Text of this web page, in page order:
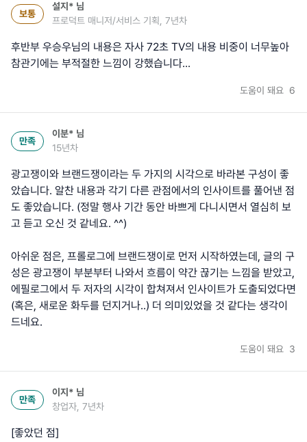
보통
설지* 님
프로덕트 매니저/서비스 기획, 7년차
후반부 우승우님의 내용은 자사 72초 TV의 내용 비중이 너무높아
참관기에는 부적절한 느낌이 강했습니다...
도움이 돼요 6
만족
이분* 님
15년차
광고쟁이와 브랜드쟁이라는 두 가지의 시각으로 바라본 구성이 좋
았습니다. 알찬 내용과 각기 다른 관점에서의 인사이트를 풀어낸 점
도 좋았습니다. (정말 행사 기간 동안 바쁘게 다니시면서 열심히 보
고 듣고 오신 것 같네요. ^^)
아쉬운 점은, 프롤로그에 브랜드쟁이로 먼저 시작하였는데, 글의 구
성은 광고쟁이 부분부터 나와서 흐름이 약간 끊기는 느낌을 받았고,
에필로그에서 두 저자의 시각이 합쳐져서 인사이트가 도출되었다면
(혹은, 새로운 화두를 던지거나..) 더 의미있었을 것 같다는 생각이
드네요.
도움이 돼요 3
만족
이지* 님
창업자, 7년차
[좋았던 점]